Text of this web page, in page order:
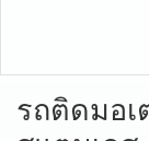
รถติดมอ